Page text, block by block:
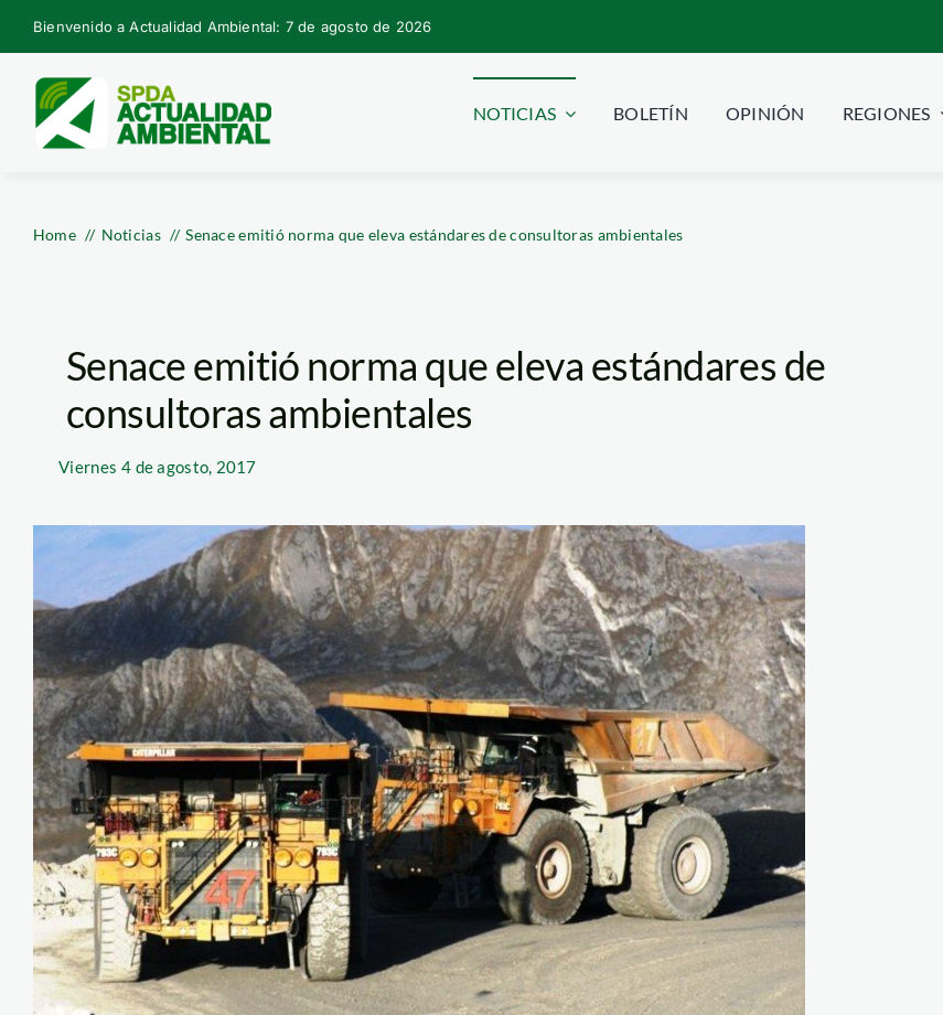
Skip
to
content
Bienvenido a Actualidad Ambiental: 7 de agosto de 2026
NOTICIAS BOLETÍN OPINIÓN REGIONES
Home Noticias Senace emitió norma que eleva estándares de consultoras ambientales
Senace emitió norma que eleva estándares de
consultoras ambientales
Viernes 4 de agosto, 2017